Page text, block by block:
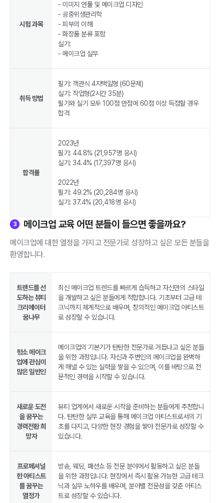
시험 과목
- 이미지 연풀 및 메이크업 디자인
- 공중위생관리학
- 피부의 이해
- 화장품 분류 포함
실기:
- 메이크업 실무
취득 방법
필기: 객관식 4지택일형 (60문제)
실기: 작업형(2시간 35분)
필기와 실기 모두 100점 만점에 60점 이상 득점할 경우
합격
합격률
2023년
필기: 44.8% (21,957명 응시)
실기: 34.4% (17,397명 응시)
2022년
필기: 49.2% (20,284명 응시)
실기: 37.4% (20,418명 응시)
3 메이크업 교육 어떤 분들이 들으면 좋을까요?
메이크업에 대한 열정을 가지고 전문가로 성장하고 싶은 모든 분들을
환영합니다.
트렌드를 선
도하는 뷰티
크리에이터
꿈나무
최신 메이크업 트렌드를 빠르게 습득하고 자신만의 스타일
을 개발하고 싶은 분들에게 적합합니다. 기초부터 고급 테
크닉까지 체계적으로 배우며, 창의적인 메이크업 아티스트
로 성장할 수 있습니다.
평소 메이크
업에 관심이
많은 일반인
메이크업의 기본기가 탄탄한 전문가로 거듭나고 싶은 분들
을 위한 과정입니다. 자신과 주변인의 메이크업을 완벽하
게 해낼 수 있는 실력을 쌓을 수 있으며, 이를 바탕으로 전
문적인 경력을 시작할 수 있습니다.
새로운 도전
을 꿈꾸는
경력전환 희
망자
뷰티 업계에서 새로운 시작을 준비하는 분들에게 추천합니
다. 탄탄한 실무 교육을 통해 메이크업 아티스트로서의 기
초를 다지고, 다양한 현장 경험을 쌓아 전문가로 성장할 수
있습니다.
프로페셔널
한 아티스트
를 꿈꾸는
열정가
방송, 웨딩, 패션쇼 등 전문 분야에서 활동하고 싶은 분들
을 위한 과정입니다. 현장에서 즉시 활용 가능한 고급 테크
닉과 실무 노하우를 배우며, 분야별 전문성을 갖춘 아티스
트로 성장할 수 있습니다.